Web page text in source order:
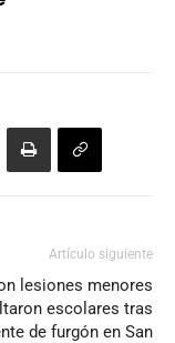
Artículo siguiente
lesiones menores
escolares tras
de furgón en San